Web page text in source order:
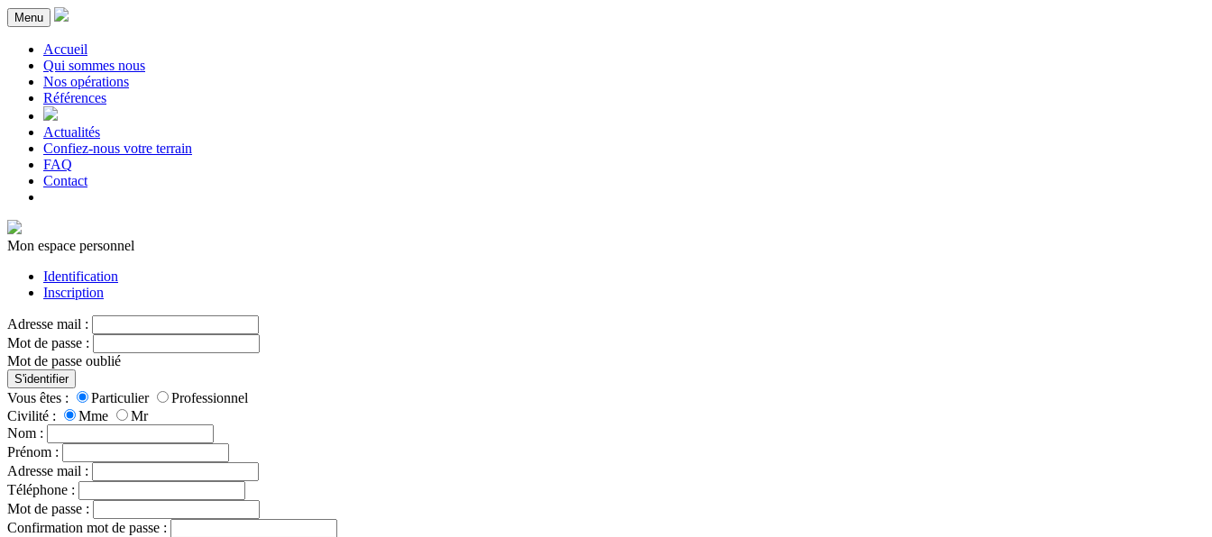
Menu
Accueil
Qui sommes nous
Nos opérations
Références
Actualités
Confiez-nous votre terrain
FAQ
Contact
Mon espace personnel
Identification
Inscription
Adresse mail :
Mot de passe :
Mot de passe oublié
S'identifier
Vous êtes : Particulier
Professionnel
Civilité :
Mme
Mr
Nom :
Prénom :
Adresse mail :
Téléphone :
Mot de passe :
Confirmation mot de passe :